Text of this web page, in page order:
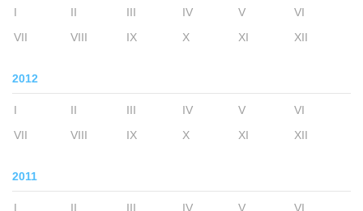
I II III IV V
VI
VII
VIII IX X XI XII
2012
I II III IV V
VI
VII
VIII IX X XI XII
2011
I II III IV V
VI